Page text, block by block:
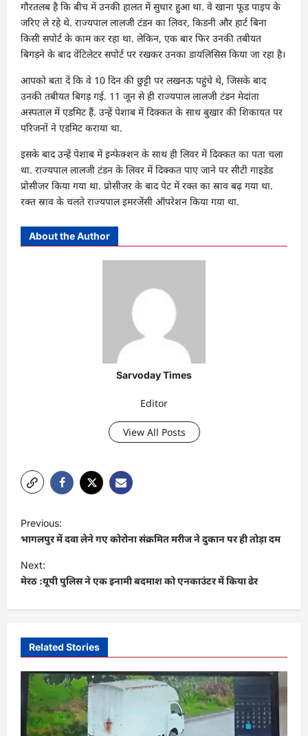
गौरतलब है कि बीच में उनकी हालत में सुधार हुआ था. वे खाना फूड पाइप के
जरिए ले रहे थे. राज्यपाल लालजी टंडन का लिवर, किडनी और हार्ट बिना
किसी सपोर्ट के काम कर रहा था. लेकिन, एक बार फिर उनकी तबीयत
बिगड़ने के बाद वेंटिलेटर सपोर्ट पर रखकर उनका डायलिसिस किया जा रहा है।
आपको बता दें कि वे 10 दिन की छुट्टी पर लखनऊ पहुंचे थे, जिसके बाद
उनकी तबीयत बिगड़ गई. 11 जून से ही राज्यपाल लालजी टंडन मेदांता
अस्पताल में एडमिट हैं. उन्हें पेशाब में दिक्कत के साथ बुखार की शिकायत पर
परिजनों ने एडमिट कराया था.
इसके बाद उन्हें पेशाब में इन्फेक्शन के साथ ही लिवर में दिक्कत का पता चला
था. राज्यपाल लालजी टंडन के लिवर में दिक्कत पाए जाने पर सीटी गाइडेड
प्रोसीजर किया गया था. प्रोसीजर के बाद पेट में रक्त का स्राव बढ़ गया था.
रक्त स्राव के चलते राज्यपाल इमरजेंसी ऑपरेशन किया गया था.
About the Author
Sarvoday Times
Editor
View All Posts
o
s
t
v
g
a
Previous:
भागलपुर में दवा लेने गए कोरोना संक्रमित मरीज ने दुकान पर ही तोड़ा दम
Next:
मेरठ :यूपी पुलिस ने एक इनामी बदमाश को एनकाउंटर में किया ढेर
Related Stories